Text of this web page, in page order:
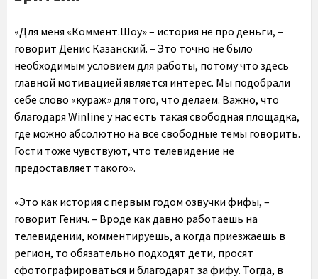
«Для меня «Коммент.Шоу» – история не про деньги, –
говорит Денис Казанский. – Это точно не было
необходимым условием для работы, потому что здесь
главной мотивацией является интерес. Мы подобрали
себе слово «кураж» для того, что делаем. Важно, что
благодаря Winline у нас есть такая свободная площадка,
где можно абсолютно на все свободные темы говорить.
Гости тоже чувствуют, что телевидение не
предоставляет такого».
«Это как история с первым годом озвучки фифы, –
говорит Генич. – Вроде как давно работаешь на
телевидении, комментируешь, а когда приезжаешь в
регион, то обязательно подходят дети, просят
сфотографироваться и благодарят за фифу. Тогда, в